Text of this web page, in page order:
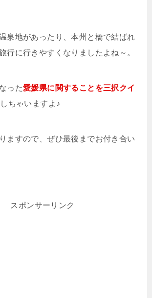
泉地があったり、本州と橋で結ばれ
行に行きやすくなりましたよね～。
った愛媛県に関することを三択クイ
ちゃいますよ♪
ますので、ぜひ最後までお付き合い
スポンサーリンク